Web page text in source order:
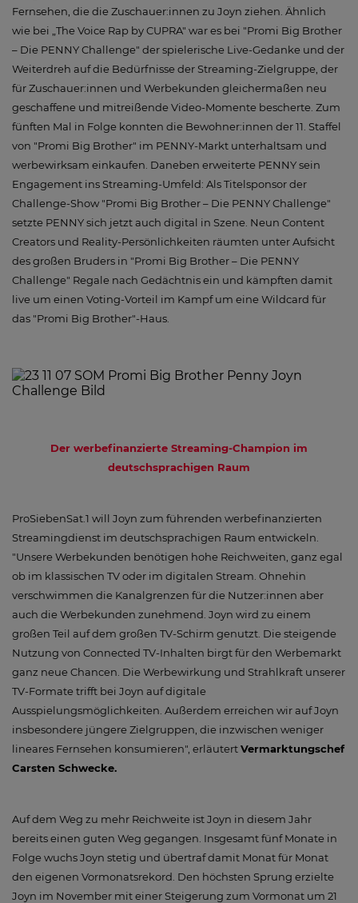
Fernsehen, die die Zuschauer:innen zu Joyn ziehen. Ähnlich
wie bei „The Voice Rap by CUPRA" war es bei "Promi Big Brother
– Die PENNY Challenge" der spielerische Live-Gedanke und der
Weiterdreh auf die Bedürfnisse der Streaming-Zielgruppe, der
für Zuschauer:innen und Werbekunden gleichermaßen neu
geschaffene und mitreißende Video-Momente bescherte. Zum
fünften Mal in Folge konnten die Bewohner:innen der 11. Staffel
von "Promi Big Brother" im PENNY-Markt unterhaltsam und
werbewirksam einkaufen. Daneben erweiterte PENNY sein
Engagement ins Streaming-Umfeld: Als Titelsponsor der
Challenge-Show "Promi Big Brother – Die PENNY Challenge"
setzte PENNY sich jetzt auch digital in Szene. Neun Content
Creators und Reality-Persönlichkeiten räumten unter Aufsicht
des großen Bruders in "Promi Big Brother – Die PENNY
Challenge" Regale nach Gedächtnis ein und kämpften damit
live um einen Voting-Vorteil im Kampf um eine Wildcard für
das "Promi Big Brother"-Haus.
Der werbefinanzierte Streaming-Champion im
deutschsprachigen Raum
ProSiebenSat.1 will Joyn zum führenden werbefinanzierten
Streamingdienst im deutschsprachigen Raum entwickeln.
"Unsere Werbekunden benötigen hohe Reichweiten, ganz egal
ob im klassischen TV oder im digitalen Stream. Ohnehin
verschwimmen die Kanalgrenzen für die Nutzer:innen aber
auch die Werbekunden zunehmend. Joyn wird zu einem
großen Teil auf dem großen TV-Schirm genutzt. Die steigende
Nutzung von Connected TV-Inhalten birgt für den Werbemarkt
ganz neue Chancen. Die Werbewirkung und Strahlkraft unserer
TV-Formate trifft bei Joyn auf digitale
Ausspielungsmöglichkeiten. Außerdem erreichen wir auf Joyn
insbesondere jüngere Zielgruppen, die inzwischen weniger
lineares Fernsehen konsumieren", erläutertVermarktungschef
Carsten Schwecke.
Auf dem Weg zu mehr Reichweite ist Joyn in diesem Jahr
bereits einen guten Weg gegangen. Insgesamt fünf Monate in
Folge wuchs Joyn stetig und übertraf damit Monat für Monat
den eigenen Vormonatsrekord. Den höchsten Sprung erzielte
Joyn im November mit einer Steigerung zum Vormonat um 21